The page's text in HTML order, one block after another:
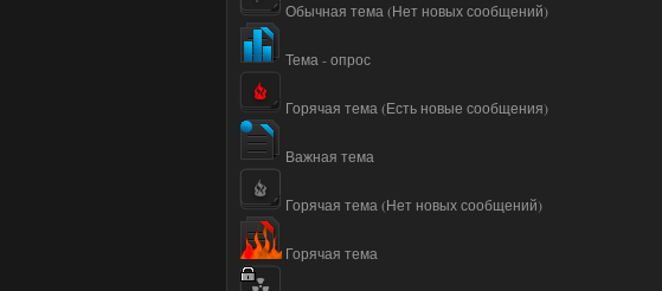
Обычная тема (Нет новых сообщений)
Тема - опрос
Горячая тема (Есть новые сообщения)
Важная тема
Горячая тема (Нет новых сообщений)
Горячая тема